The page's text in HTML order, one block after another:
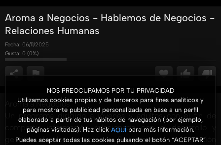
NOS PREOCUPAMOS POR TU PRIVACIDAD
Utilizamos cookies propias y de terceros para fines analíticos y
para mostrarte publicidad personalizada en base a un perfil
elaborado a partir de tus hábitos de navegación (por ejemplo,
páginas visitadas). Haz click AQUÍ para más información.
Puedes aceptar todas las cookies pulsando el botón “ACEPTAR”
Aroma a Negocios - Hablemos de Negocios -
Relaciones Humanas
Fecha: 06/11/2025
Gusta: 0 (0%)
Aroma a Negocios
Un programa dirigido a jóvenes y adultos con el fin de
compartir información relacionada con el desarrollo y
gestión de los negocios. Se presenta información